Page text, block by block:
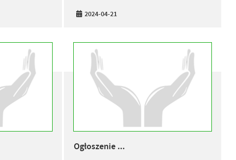
2024-04-21
Ogłoszenie ...